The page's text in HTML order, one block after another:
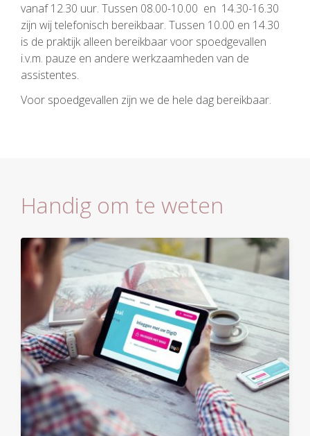
vanaf 12.30 uur. Tussen 08.00-10.00 en 14.30-16.30
zijn wij telefonisch bereikbaar. Tussen 10.00 en 14.30
is de praktijk alleen bereikbaar voor spoedgevallen
i.v.m. pauze en andere werkzaamheden van de
assistentes.
Voor spoedgevallen zijn we de hele dag bereikbaar.
Handig om te weten